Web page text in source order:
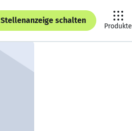
Stellenanzeige schalten
Produkte